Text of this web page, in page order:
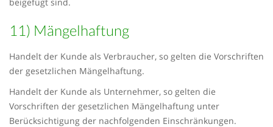
11) Mängelhaftung
Handelt der Kunde als Verbraucher, so gelten die Vorschriften
der gesetzlichen Mängelhaftung.
Handelt der Kunde als Unternehmer, so gelten die
Vorschriften der gesetzlichen Mängelhaftung unter
Berücksichtigung der nachfolgenden Einschränkungen.